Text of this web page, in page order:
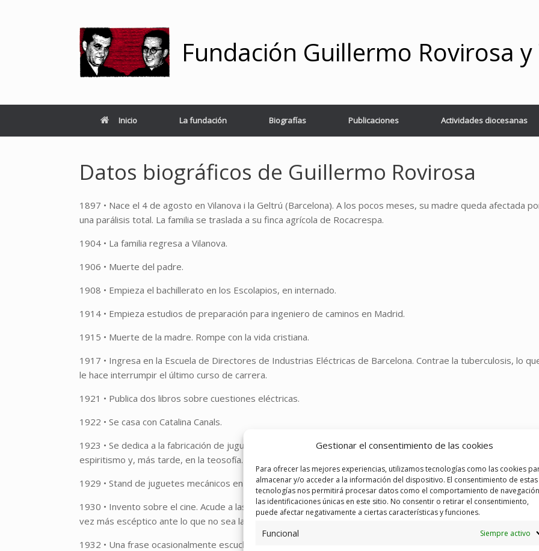
Gestionar el consentimiento de las cookies
Para ofrecer las mejores experiencias, utilizamos tecnologías como las cookies
almacenar y/o acceder a la información del dispositivo. El consentimiento de estas
tecnologías nos permitirá procesar datos como el comportamiento de
las identificaciones únicas en este sitio. No consentir o retirar el consentimiento,
puede afectar negativamente a ciertas características y funciones.
Funcional Siempre activo
Fundación Guillermo Rovirosa
Inicio La fundación Biografías Publicaciones Actividades diocesanas
Datos biográficos de Guillermo Rovirosa
1897 • Nace el 4 de agosto en Vilanova i la Geltrú (Barcelona). A los pocos meses, su madre queda afectada
una parálisis total. La familia se traslada a su finca agrícola de Rocacrespa.
1904 • La familia regresa a Vilanova.
1906 • Muerte del padre.
1908 • Empieza el bachillerato en los Escolapios, en internado.
1914 • Empieza estudios de preparación para ingeniero de caminos en Madrid.
1915 • Muerte de la madre. Rompe con la vida cristiana.
1917 • Ingresa en la Escuela de Directores de Industrias Eléctricas de Barcelona. Contrae la tuberculosis, lo
le hace interrumpir el último curso de carrera.
1921 • Publica dos libros sobre cuestiones eléctricas.
1922 • Se casa con Catalina Canals.
1923 • Se dedica a la fabricación de juguetes mecánicos. Especialista en arreglo de vinos. Se inicia en el
espiritismo y, más tarde, en la teosofía.
1929 • Stand de juguetes mecánicos en la Exposición Internacional de Barcelona. Se traslada a París.
1930 • Invento sobre el cine. Acude a las diferentes doctrinas y filosofías en busca de la verdad de Dios. Cada
vez más escéptico ante lo que no sea la verdad científica.
1932 • Una frase ocasionalmente escuchada al Cardenal Verdier le lleva a querer conocer a Jesucristo y su